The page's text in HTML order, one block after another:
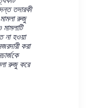
তদারকী
রুজু
না হওয়া
করা
রুজু করে